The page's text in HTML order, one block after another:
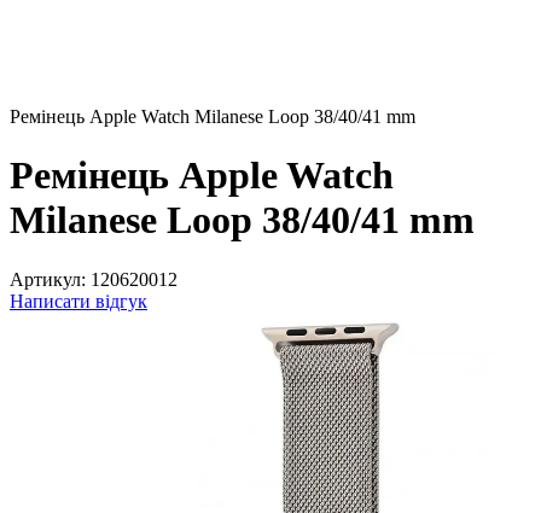
Ремінець Apple Watch Milanese Loop 38/40/41 mm
Ремінець Apple Watch
Milanese Loop 38/40/41 mm
Артикул: 120620012
Написати відгук